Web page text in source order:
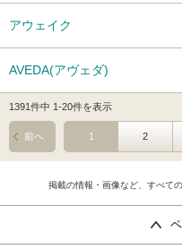
アウェイク
AVEDA(アヴェダ)
1391件中 1-20件を表示
1 2
前へ
掲載の情報・画像など、すべて